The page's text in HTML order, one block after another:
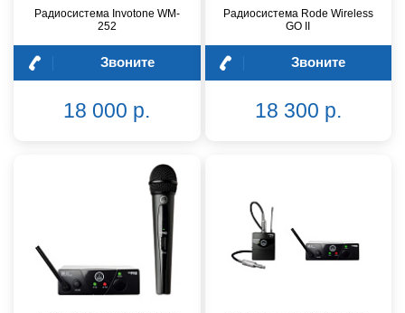
Радиосистема Invotone WM-
252
Звоните
18 000 р.
Радиосистема Rode Wireless
GO II
Звоните
18 300 р.